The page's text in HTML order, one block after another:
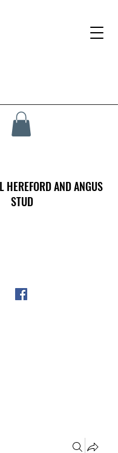
HEREFORD AND ANGUS
STUD